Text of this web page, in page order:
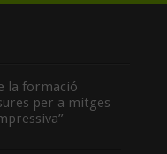
la formació
per a mitges